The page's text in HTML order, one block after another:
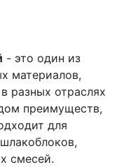
- это один из
материалов,
разных отраслях
преимуществ,
для
смесей.